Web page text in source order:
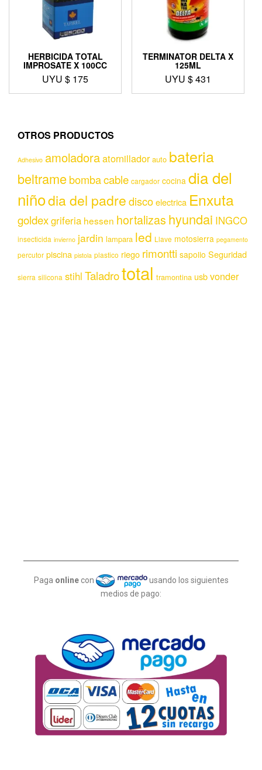
HERBICIDA TOTAL
IMPROSATE X 100CC
UYU $ 175
TERMINATOR DELTA X
125ML
UYU $431
OTROS PRODUCTOS
Adhesivo amoladoraatornillador auto bateria
beltramebombacable cargador cocina dia del
niñodia del padrediscoelectrica Enxuta
goldexgriferia hessen hortalizas hyundai INGCO
insecticida invierno jardin lampara led Llave motosierra pegamento
percutor piscina pistola plastico riego rimontti sapolio Seguridad
sierra silicona stihl Taladrototal tramontina usbvonder
Paga online con
usando los siguientes
medios de pago: